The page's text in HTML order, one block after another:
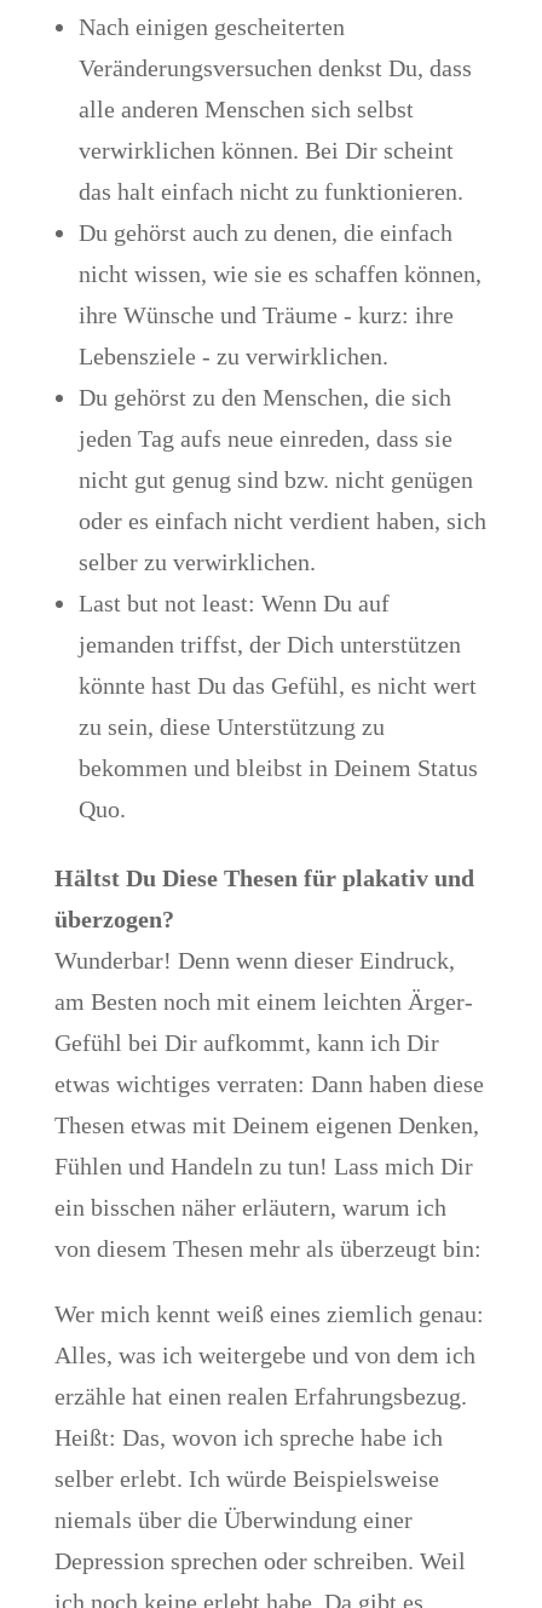
Nach einigen gescheiterten
Veränderungsversuchen denkst Du, dass
alle anderen Menschen sich selbst
verwirklichen können. Bei Dir scheint
das halt einfach nicht zu funktionieren.
Du gehörst auch zu denen, die einfach
nicht wissen, wie sie es schaffen können,
ihre Wünsche und Träume - kurz: ihre
Lebensziele - zu verwirklichen.
Du gehörst zu den Menschen, die sich
jeden Tag aufs neue einreden, dass sie
nicht gut genug sind bzw. nicht genügen
oder es einfach nicht verdient haben, sich
selber zu verwirklichen.
Last but not least: Wenn Du auf
jemanden triffst, der Dich unterstützen
könnte hast Du das Gefühl, es nicht wert
zu sein, diese Unterstützung zu
bekommen und bleibst in Deinem Status
Quo.
Hältst Du Diese Thesen für plakativ und
überzogen?
Wunderbar! Denn wenn dieser Eindruck,
am Besten noch mit einem leichten Ärger-
Gefühl bei Dir aufkommt, kann ich Dir
etwas wichtiges verraten: Dann haben diese
Thesen etwas mit Deinem eigenen Denken,
Fühlen und Handeln zu tun! Lass mich Dir
ein bisschen näher erläutern, warum ich
von diesem Thesen mehr als überzeugt bin:
Wer mich kennt weiß eines ziemlich genau:
Alles, was ich weitergebe und von dem ich
erzähle hat einen realen Erfahrungsbezug.
Heißt: Das, wovon ich spreche habe ich
selber erlebt. Ich würde Beispielsweise
niemals über die Überwindung einer
Depression sprechen oder schreiben. Weil
ich noch keine erlebt habe. Da gibt es